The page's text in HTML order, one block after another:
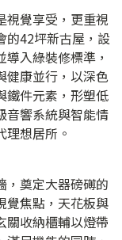
視覺享受，更重視
的42坪新古屋，設
入綠裝修標準，
健康並行，以深色
鐵件元素，形塑低
音響系統與智能情
想居所。
，奠定大器磅礡的
覺焦點，天花板與
關收納櫃輔以燈帶